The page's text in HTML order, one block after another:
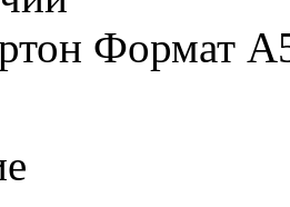
Формат